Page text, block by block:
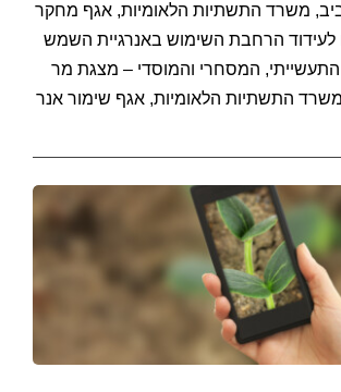
משרד התשתיות הלאומיות, אגף מחקר
לעידוד הרחבת השימוש באנרגיית השמש
המסחרי והמוסדי – מצגת מר
התשתיות הלאומיות, אגף שימור אנר